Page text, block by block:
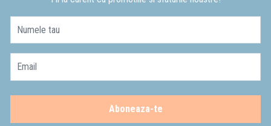
Numele tau
Email
Aboneaza-te